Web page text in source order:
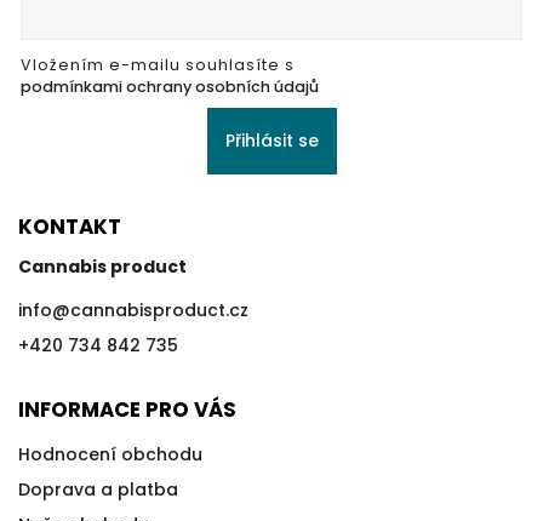
Vložením e-mailu souhlasíte s
podmínkami ochrany osobních údajů
Přihlásit se
KONTAKT
Cannabis product
info@cannabisproduct.cz
+420 734 842 735
INFORMACE PRO VÁS
Hodnocení obchodu
Doprava a platba